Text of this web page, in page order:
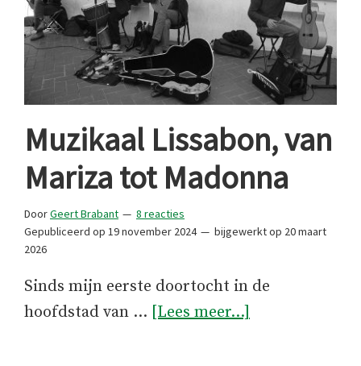
Muzikaal Lissabon, van
Mariza tot Madonna
DoorGeert Brabant
8 reacties
Gepubliceerd op 19 november 2024 bijgewerkt op 20 maart
2026
Sinds mijn eerste doortocht in de
hoofdstad van … [Lees meer...]